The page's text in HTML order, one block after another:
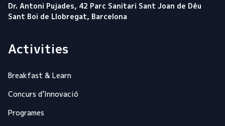
Dr. Antoni Pujades, 42 Parc Sanitari Sant Joan de Déu
Sant Boi de Llobregat, Barcelona
Activities
Breakfast & Learn
Concurs d’Innovació
Programes